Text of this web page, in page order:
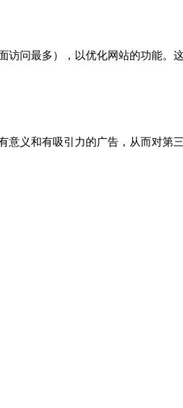
问最多），以优化网站的功能
和有吸引力的广告，从而对第